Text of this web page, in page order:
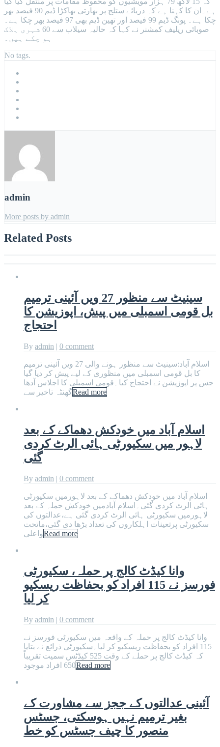
ہے۔ان کا کہنا ہے کہ دریائے ستلج پر بھارتی بھاکڑا ڈیم 90 فیصد بھر
چکا ہے۔ پونگ ڈیم 99 فیصد اور تھین ڈیم بھی 97 فیصد بھر چکا ہے۔
صوبائی ریلیف کمشنر نے کہا کہ حالیہ سیلاب سے 60 شہری ہلاک
ہو چکے ہیں۔
No tags.
admin
More posts by admin
Related Posts
سینیٹ سے منظور 27 ویں آئینی ترمیم
بل قومی اسمبلی میں پیش، اپوزیشن کا
احتجاج
By admin | 0 comment
اسلام آباد:سینیٹ سے منظور ہونے والی 27 ویں آئینی ترمیم
کا بل قومی اسمبلی میں منظوری کے لیے پیش کر دیا گیا
جس پر اپوزیشن نے احتجاج کیا۔قومی اسمبلی کا اجلاس آدھا
گھنٹہ تاخیر سےRead more
اسلام آباد میں خودکش دھماکے کے بعد
لاہور میں سکیورٹی ہائی الرٹ کردی
گئی
By admin | 0 comment
اسلام آباد میں خودکش دھماکے کے بعد لاہورمیں سکیورٹی
ہائی الرٹ کردی گئی۔اسلام آبادمیں خودکش حملہ کے بعد
لاہورمیں سکیورٹی ہائی الرٹ کردی گئی ہے،عدالتوں کی
سکیورٹی پرتعینات اہلکاروں کی تعداد بڑھا دی گئی،ماتحت
واعلیRead more
وانا کیڈٹ کالج پر حملہ، سکیورٹی
فورسز نے 115 افراد کو بحفاظت ریسکیو
کر لیا
By admin | 0 comment
وانا کیڈٹ کالج پر حملہ کے واقعہ میں سکیورٹی فورسز نے
115 افراد کو بحفاظت ریسکیو کر لیا۔سکیورٹی ذرائع نے بتایا
کہ کیڈٹ کالج پر حملے کے وقت 525 کیڈٹس سمیت تقریباً
650 افراد موجودRead more
آئینی عدالتوں کے ججز سے مشاورت کے
بغیر ترمیم نہیں ہوسکتی، جسٹس
منصور کا چیف جسٹس کو خط